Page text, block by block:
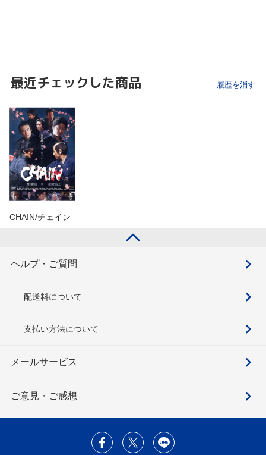
最近チェックした商品 履歴を消す
CHAIN/チェイン
ヘルプ・ご質問
配送料について
支払い方法について
メールサービス
ご意見・ご感想